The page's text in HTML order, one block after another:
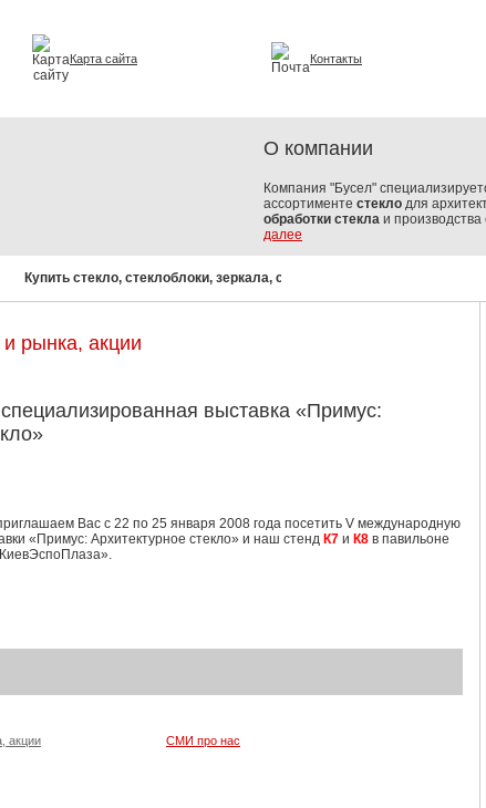
Карта сайта Контакты
О компании
Компания "Бусел"
ассортименте стекло для
обработки стекла и производства
далее
Купить стекло, стеклоблоки, зеркала, стеклопакеты! Бусел -
рынка, акции
выставка «Примус:
Вас с 22 по 25 января 2008 года посетить V международную
«Примус: Архитектурное стекло» и наш стенд К7 и К8 в павильоне
акции
СМИ про нас